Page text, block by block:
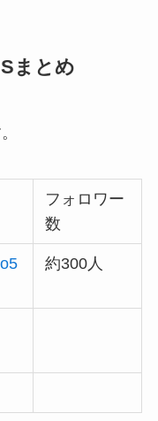
まとめ
フォロワー
数
約300人